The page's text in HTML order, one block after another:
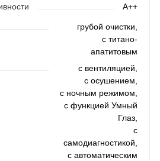
A++
грубой очистки,
с титано-
апатитовым
с вентиляцией,
с осушением,
с ночным режимом,
с функцией Умный
Глаз,
с
самодиагностикой,
с автоматическим